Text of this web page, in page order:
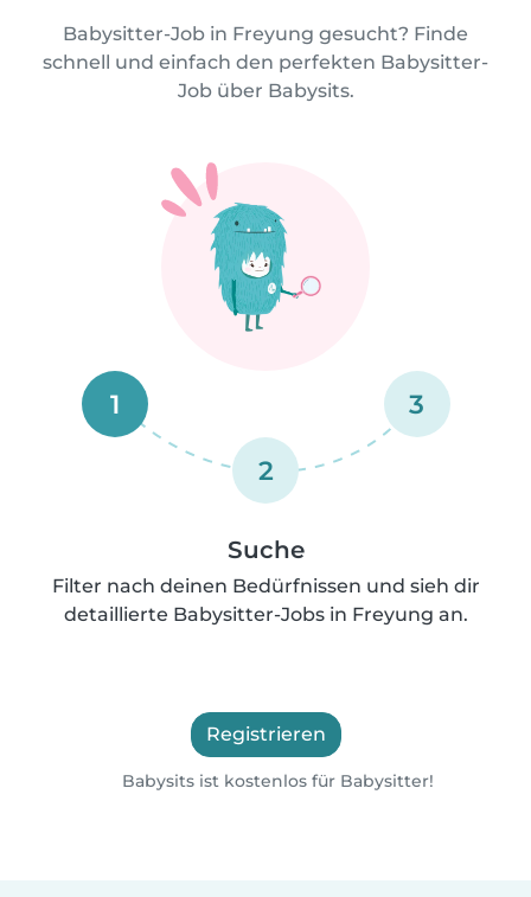
Babysitter-Job in Freyung gesucht? Finde
schnell und einfach den perfekten Babysitter-
Job über Babysits.
1
2
3
Suche
Filter nach deinen Bedürfnissen und sieh dir
detaillierte Babysitter-Jobs in Freyung an.
Registrieren
Babysits ist kostenlos für Babysitter!